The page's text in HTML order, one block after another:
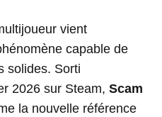
vient
capable de
solides. Sorti
2026 sur Steam, Scam
la nouvelle référence